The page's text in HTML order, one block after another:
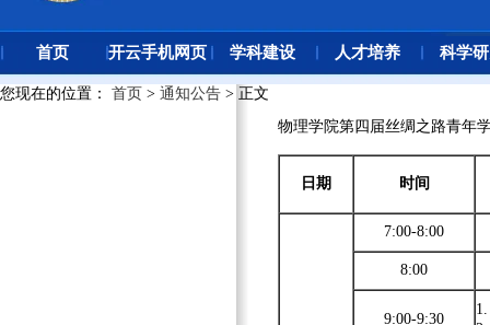
物理学院第四届丝绸之路青年
日期 时间
7:00-8:00
8:00
9:00-9:30
您现在的位置 ： 首页 > 通知公告 > 正文
首页 开云手机网页
版登录入口
学科建设 人才培养 科学